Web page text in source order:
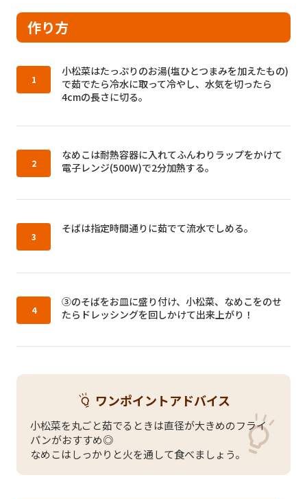
作り方
作り方1：
小松菜はたっぷりのお湯(塩ひとつまみを加えたもの)
で茹でたら冷水に取って冷やし、水気を切ったら
4cmの長さに切る。
作り方2：
なめこは耐熱容器に入れてふんわりラップをかけて
電子レンジ(500W)で2分加熱する。
作り方3：
そばは指定時間通りに茹でて流水でしめる。
作り方4：
③のそばをお皿に盛り付け、小松菜、なめこをのせ
たらドレッシングを回しかけて出来上がり！
ワンポイントアドバイス
小松菜を丸ごと茹でるときは直径が大きめのフライ
パンがおすすめ◎
なめこはしっかりと火を通して食べましょう。